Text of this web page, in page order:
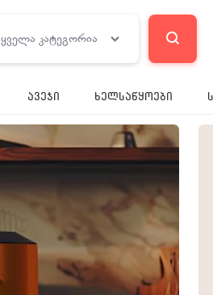
ყველა კატეგორია
ავეჯი ხელსაწყოები